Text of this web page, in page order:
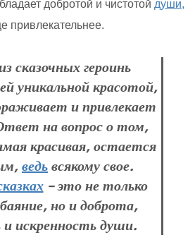
добротой и чистотой души,
привлекательнее.
сказочных героинь
уникальной красотой,
и привлекает
на вопрос о том,
красивая, остается
ведьвсякому свое.
– это не только
но и доброта,
искренность души.